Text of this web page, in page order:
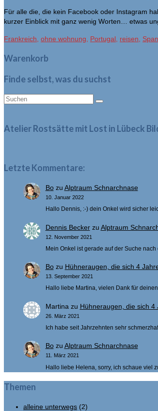
Für alle die, die kein Facebook oder Instagram
kurzer Einblick mit ganz wenig Worten… etwas
Frankreich ohne wohnung Portugal reisen
Warenkorb
Finde selbst, was du suchst
Suche
Atelier Rostsätte mit Lost in Lübeck
Letzte Kommentare:
Bozu Alptraum Schnarchnase
10. Januar 2022
Hallo Dennis, :-) dein Onkel wird sicher
Dennis Beckerzu Alptraum
12. November 2021
Mein Onkel ist gerade auf der Suche
Bozu Hühneraugen, die sich 4
13. September 2021
Hallo liebe Martina, vielen Dank für
Martina zu Hühneraugen, die sich 4
26. März 2021
Ich habe seit Jahrzehnten sehr
Bozu Alptraum Schnarchnase
11. März 2021
Hallo liebe Helena, sorry, ich schaue viel
Themen
alleine unterwegs (2)